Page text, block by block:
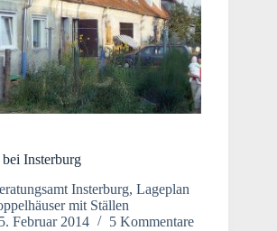
Insterburg
Insterburg, Lageplan
mit Ställen
Februar 2014 5 Kommentare